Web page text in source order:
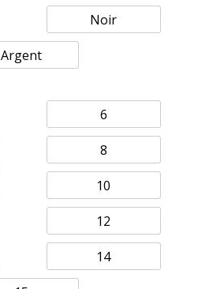
Noir
Argent
6
8
10
12
14